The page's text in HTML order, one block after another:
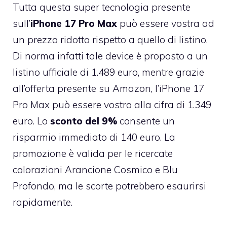
Tutta questa super tecnologia presente
sull’iPhone 17 Pro Max può essere vostra ad
un prezzo ridotto rispetto a quello di listino.
Di norma infatti tale device è proposto a un
listino ufficiale di 1.489 euro, mentre grazie
all’offerta presente su Amazon, l’iPhone 17
Pro Max può essere vostro alla cifra di 1.349
euro. Lo sconto del 9% consente un
risparmio immediato di 140 euro. La
promozione è valida per le ricercate
colorazioni Arancione Cosmico e Blu
Profondo, ma le scorte potrebbero esaurirsi
rapidamente.